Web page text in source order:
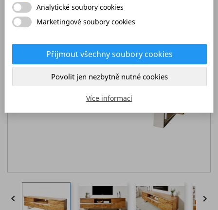
 
Analytické soubory cookies
Marketingové soubory cookies
Přijmout všechny soubory cookies
Povolit jen nezbytně nutné cookies
Více informací